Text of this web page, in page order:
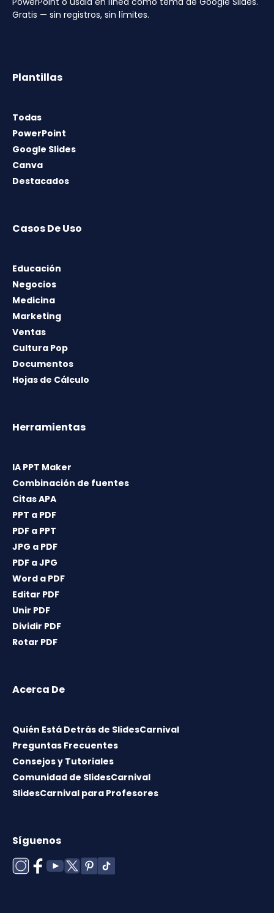
Gratis — sin registros, sin límites.
Plantillas
Todas
PowerPoint
Google Slides
Canva
Destacados
Casos De Uso
Educación
Negocios
Medicina
Marketing
Ventas
Cultura Pop
Documentos
Hojas de Cálculo
Herramientas
IA PPT Maker
Combinación de fuentes
Citas APA
PPT a PDF
PDF a PPT
JPG a PDF
PDF a JPG
Word a PDF
Editar PDF
Unir PDF
Dividir PDF
Rotar PDF
Acerca De
Quién Está Detrás de SlidesCarnival
Preguntas Frecuentes
Consejos y Tutoriales
Comunidad de SlidesCarnival
SlidesCarnival para Profesores
Síguenos